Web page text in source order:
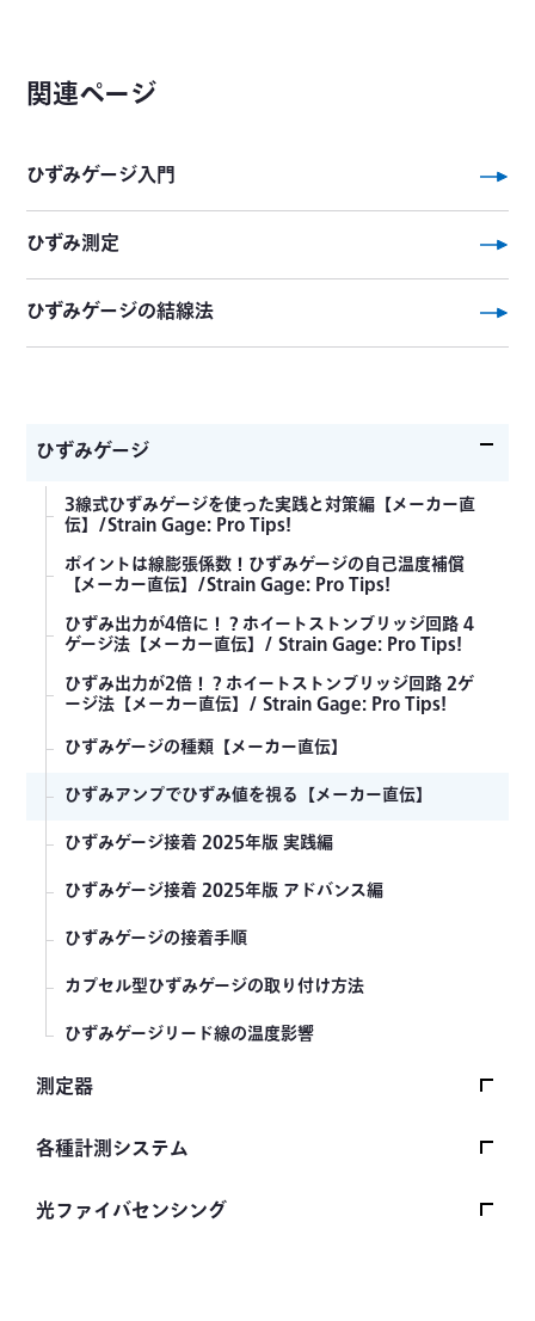
関連ページ
ひずみゲージ入門
ひずみ測定
ひずみゲージの結線法
ひずみゲージ
3線式ひずみゲージを使った実践と対策編【メーカー直
伝】/Strain Gage: Pro Tips!
ポイントは線膨張係数！ひずみゲージの自己温度補償
【メーカー直伝】/Strain Gage: Pro Tips!
ひずみ出力が4倍に！？ホイートストンブリッジ回路 4
ゲージ法【メーカー直伝】/ Strain Gage: Pro Tips!
ひずみ出力が2倍！？ホイートストンブリッジ回路 2ゲ
ージ法【メーカー直伝】/ Strain Gage: Pro Tips!
ひずみゲージの種類【メーカー直伝】
ひずみアンプでひずみ値を視る【メーカー直伝】
ひずみゲージ接着 2025年版 実践編
ひずみゲージ接着 2025年版 アドバンス編
ひずみゲージの接着手順
カプセル型ひずみゲージの取り付け方法
ひずみゲージリード線の温度影響
測定器
波形表示型計装用コンディショナ WP-120A
各種計測システム
基板応力測定セット PCAS-1000A
光ファイバセンシング